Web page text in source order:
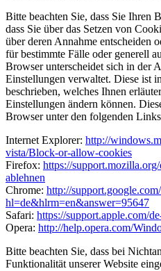
Bitte beachten Sie, dass Sie Ihren
dass Sie über das Setzen von
über deren Annahme entscheiden
für bestimmte Fälle oder generell
Browser unterscheidet sich in der
Einstellungen verwaltet. Diese ist
beschrieben, welches Ihnen
Einstellungen ändern können.
Browser unter den folgenden
Internet Explorer: http://
vista/Block-or-allow-cookies
Firefox: https://
ablehnen
Chrome: http://
hl=de&hlrm=en&answer=95647
Safari: https://support.apple.com/
Opera: http://help.opera.com/
Bitte beachten Sie, dass bei
Funktionalität unserer Website